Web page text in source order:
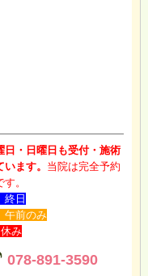
日・日曜日も受付・施術
います。 当院は完全予約
。
日
前のみ
み
078-891-3590